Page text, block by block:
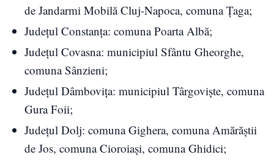
de Jandarmi Mobilă Cluj-Napoca, comuna Țaga;
Județul Constanța: comuna Poarta Albă;
Județul Covasna: municipiul Sfântu Gheorghe,
comuna Sânzieni;
Județul Dâmbovița: municipiul Târgoviște, comuna
Gura Foii;
Județul Dolj: comuna Gighera, comuna Amărăștii
de Jos, comuna Cioroiași, comuna Ghidici;